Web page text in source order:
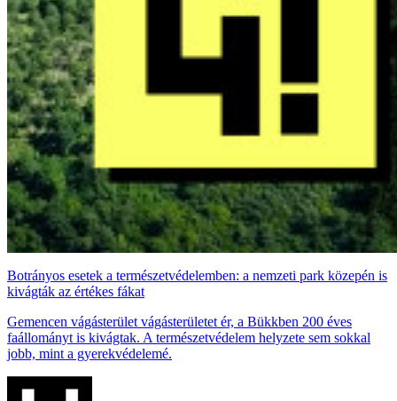
Botrányos esetek a természetvédelemben: a nemzeti park közepén is
kivágták az értékes fákat
Gemencen vágásterület vágásterületet ér, a Bükkben 200 éves
faállományt is kivágtak. A természetvédelem helyzete sem sokkal
jobb, mint a gyerekvédelemé.